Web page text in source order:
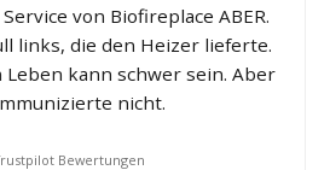
von Biofireplace ABER.
links, die den Heizer lieferte.
Leben kann schwer sein. Aber
nicht.
Bewertungen